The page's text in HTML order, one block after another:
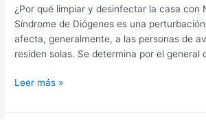
¿Por qué limpiar y desinfectar la casa con
Síndrome de Diógenes es una
afecta, generalmente, a las personas de
residen solas. Se determina por el general
Limpieza
Almería,
Leer más »